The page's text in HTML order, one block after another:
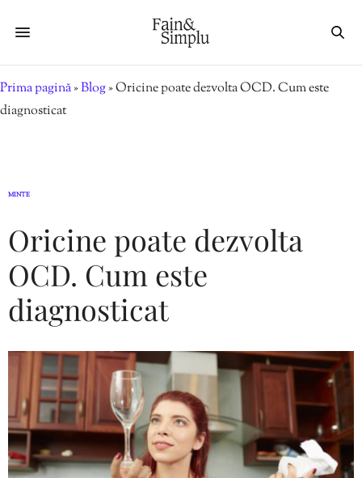
Prima pagină»Blog»Oricine poate dezvolta OCD. Cum este
diagnosticat
MINTE
Oricine poate dezvolta
OCD. Cum este
diagnosticat